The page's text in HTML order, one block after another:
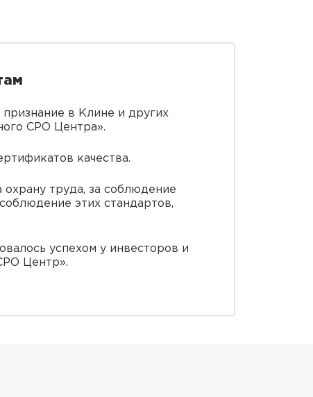
в Клине и других
СРО Центра».
качества.
охрану труда, за соблюдение
этих стандартов,
успехом у инвесторов и
Центр».